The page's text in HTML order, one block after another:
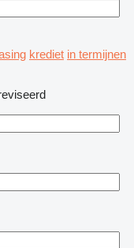
krediet in termijnen